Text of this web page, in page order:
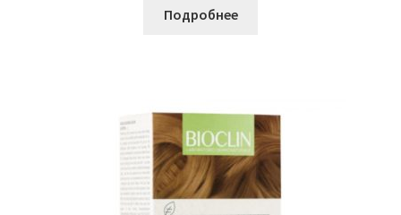
Подробнее